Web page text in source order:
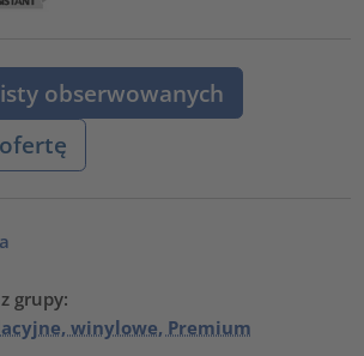
obserwowanych
grupy:
winylowe, Premium